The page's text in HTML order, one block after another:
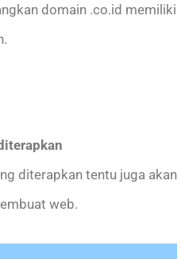
domain .co.id memiliki
diterapkan tentu juga akan
web.